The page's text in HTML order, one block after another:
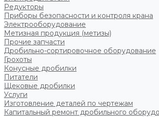
Редукторы
Приборы безопасности и контроля крана
Электрооборудование
Метизная продукция (метизы)
Прочие запчасти
Дробильно-сортировочное оборудование
Грохоты
Конусные дробилки
Питатели
Щековые дробилки
Услуги
Изготовление деталей по чертежам
Капитальный ремонт дробильного